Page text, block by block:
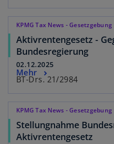
KPMG Tax News - Gesetzgebung
Aktivrentengesetz -
Bundesregierung
02.12.2025
BT-Drs. 21/2984
Mehr
KPMG Tax News - Gesetzgebung
Stellungnahme
Aktivrentengesetz